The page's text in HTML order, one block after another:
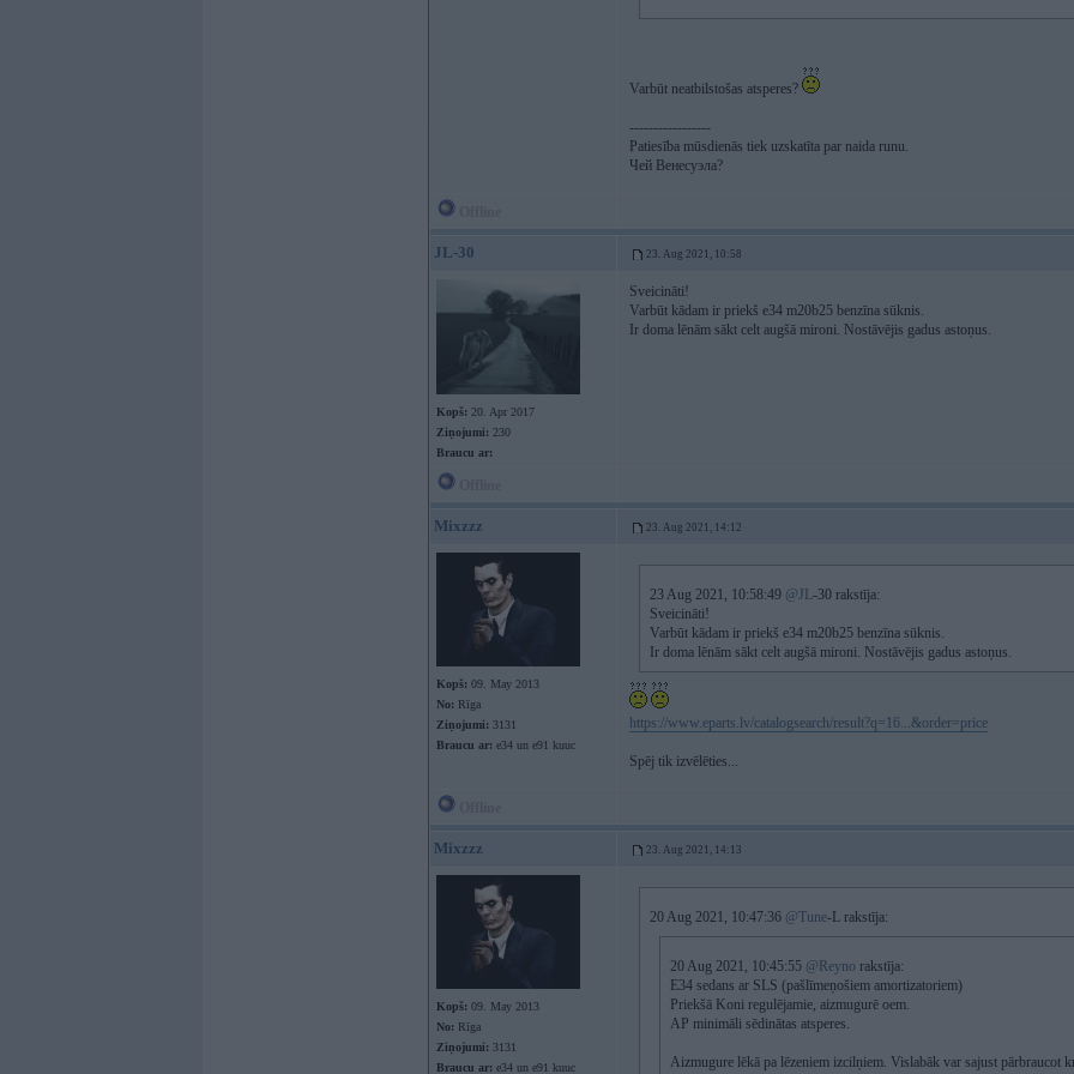
Varbūt neatbilstošas atsperes?
-----------------
Patiesība mūsdienās tiek uzskatīta par naida runu.
Чей Венесуэла?
JL-30 23. Aug 2021, 10:58
Kopš: 20. Apr 2017
Ziņojumi: 230
Braucu ar:
Sveicināti!
Varbūt kādam ir priekš e34 m20b25 benzīna sūknis.
Ir doma lēnām sākt celt augšā mironi. Nostāvējis gadus astoņus.
Mixzzz 23. Aug 2021, 14:12
Kopš: 09. May 2013
No: Rīga
Ziņojumi: 3131
Braucu ar: e34 un e91 kuuc
23 Aug 2021, 10:58:49 @JL-30 rakstīja:
Sveicināti!
Varbūt kādam ir priekš e34 m20b25 benzīna sūknis.
Ir doma lēnām sākt celt augšā mironi. Nostāvējis gadus astoņus.
https://www.eparts.lv/catalogsearch/result?q=16...&order=price
Spēj tik izvēlēties...
Mixzzz 23. Aug 2021, 14:13
Kopš: 09. May 2013
No: Rīga
Ziņojumi: 3131
Braucu ar: e34 un e91 kuuc
20 Aug 2021, 10:47:36 @Tune-L rakstīja:
20 Aug 2021, 10:45:55 @Reyno rakstīja:
E34 sedans ar SLS (pašlīmeņošiem amortizatoriem)
Priekšā Koni regulējamie, aizmugurē oem.
AP minimāli sēdinātas atsperes.
Aizmugure lēkā pa lēzeniem izcilņiem. Vislabāk var sajust pārbraucot